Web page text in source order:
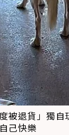
被退貨」獨自
己快樂